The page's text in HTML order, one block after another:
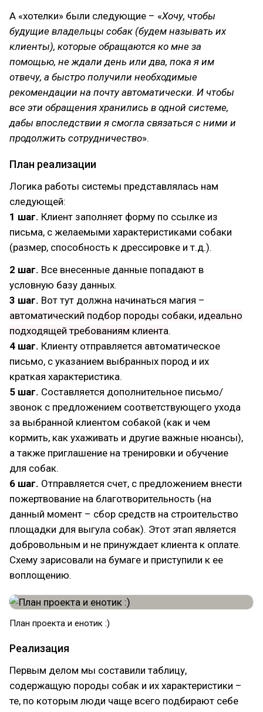
А «хотелки» были следующие – «Хочу, чтобы
будущие владельцы собак (будем называть их
клиенты), которые обращаются ко мне за
помощью, не ждали день или два, пока я им
отвечу, а быстро получили необходимые
рекомендации на почту автоматически. И чтобы
все эти обращения хранились в одной системе,
дабы впоследствии я смогла связаться с ними и
продолжить сотрудничество».
План реализации
Логика работы системы представлялась нам
следующей:
1 шаг. Клиент заполняет форму по ссылке из
письма, с желаемыми характеристиками собаки
(размер, способность к дрессировке и т.д.).
2 шаг. Все внесенные данные попадают в
условную базу данных.
3 шаг. Вот тут должна начинаться магия –
автоматический подбор породы собаки, идеально
подходящей требованиям клиента.
4 шаг. Клиенту отправляется автоматическое
письмо, с указанием выбранных пород и их
краткая характеристика.
5 шаг. Составляется дополнительное письмо/
звонок с предложением соответствующего ухода
за выбранной клиентом собакой (как и чем
кормить, как ухаживать и другие важные нюансы),
а также приглашение на тренировки и обучение
для собак.
6 шаг. Отправляется счет, с предложением внести
пожертвование на благотворительность (на
данный момент – сбор средств на строительство
площадки для выгула собак). Этот этап является
добровольным и не принуждает клиента к оплате.
Схему зарисовали на бумаге и приступили к ее
воплощению.
План проекта и енотик :)
Реализация
Первым делом мы составили таблицу,
содержащую породы собак и их характеристики –
те, по которым люди чаще всего подбирают себе